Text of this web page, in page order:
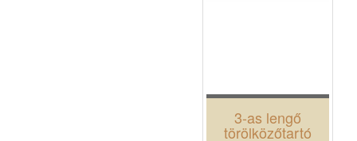
3-as lengő
törölközőtartó